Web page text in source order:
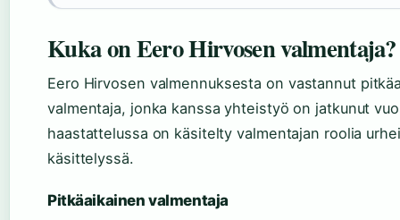
Kuka on Eero Hirvosen valmentaja?
Eero Hirvosen valmennuksesta on vastannut
valmentaja, jonka kanssa yhteistyö on jatkunut
haastattelussa on käsitelty valmentajan roolia
käsittelyssä.
Pitkäaikainen valmentaja